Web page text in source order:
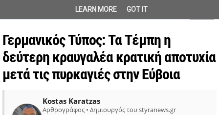
Γερμανικός Τύπος: Τα Τέμπη η
δεύτερη κραυγαλέα κρατική αποτυχία
μετά τις πυρκαγιές στην Εύβοια
Kostas Karatzas
Αρθρογράφος • Δημιουργός του styranews.gr
LEARN MORE GOT IT